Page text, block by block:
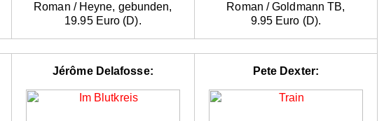
Roman / Heyne, gebunden,
19.95 Euro (D).
Roman / Goldmann TB,
9.95 Euro (D).
Jérôme Delafosse: Pete Dexter: